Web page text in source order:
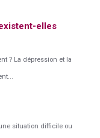
elles
? La dépression et la
situation difficile ou